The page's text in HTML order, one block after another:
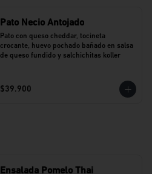
Pato Necio Antojado
Pato con queso cheddar, tocineta
crocante, huevo pochado bañado en salsa
de queso fundido y salchichitas koller
$39.900
Ensalada Pomelo Thai